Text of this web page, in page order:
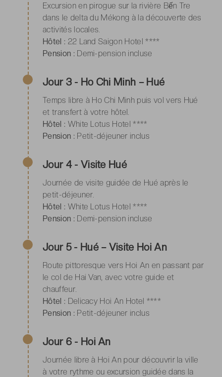
Excursion en pirogue sur la rivière Bến Tre
dans le delta du Mékong à la découverte des
activités locales.
Hôtel : 22 Land Saigon Hotel ****
Pension : Demi-pension incluse
Jour 3 - Ho Chi Minh – Hué
Temps libre à Ho Chi Minh puis vol vers Hué
et transfert à votre hôtel.
Hôtel : White Lotus Hotel ****
Pension : Petit-déjeuner inclus
Jour 4 - Visite Hué
Journée de visite guidée de Hué après le
petit-déjeuner.
Hôtel : White Lotus Hotel ****
Pension : Demi-pension incluse
Jour 5 - Hué – Visite Hoi An
Route pittoresque vers Hoi An en passant par
le col de Hai Van, avec votre guide et
chauffeur.
Hôtel : Delicacy Hoi An Hotel ****
Pension : Petit-déjeuner inclus
Jour 6 - Hoi An
Journée libre à Hoi An pour découvrir la ville
à votre rythme ou excursion guidée dans la